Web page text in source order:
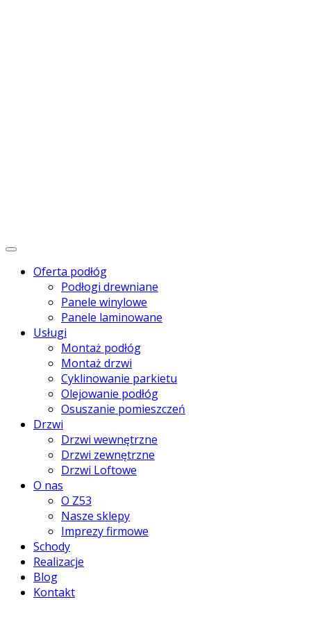
Menu
Oferta podłóg
Podłogi drewniane
Panele winylowe
Panele laminowane
Usługi
Montaż podłóg
Montaż drzwi
Cyklinowanie parkietu
Olejowanie podłóg
Osuszanie pomieszczeń
Drzwi
Drzwi wewnętrzne
Drzwi zewnętrzne
Drzwi Loftowe
O nas
O Z53
Nasze sklepy
Imprezy firmowe
Schody
Realizacje
Blog
Kontakt